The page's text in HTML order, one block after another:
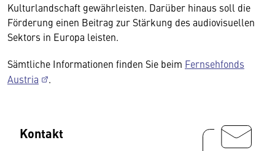
Kulturlandschaft gewährleisten. Darüber hinaus soll die
Förderung einen Beitrag zur Stärkung des audiovisuellen
Sektors in Europa leisten.
Sämtliche Informationen finden Sie beim Fernsehfonds
Austria
.
Kontakt